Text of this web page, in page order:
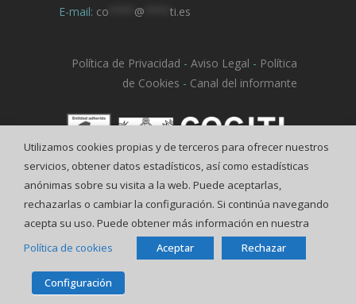
E-mail: co @ ti.es
Política de Privacidad - Aviso Legal - Política
de Cookies - Canal del informante
© COGITI
Utilizamos cookies propias y de terceros para ofrecer nuestros
servicios, obtener datos estadísticos, así como estadísticas
anónimas sobre su visita a la web. Puede aceptarlas,
rechazarlas o cambiar la configuración. Si continúa navegando
acepta su uso. Puede obtener más información en nuestra
Política de cookies
Aceptar Rechazar
Configuración